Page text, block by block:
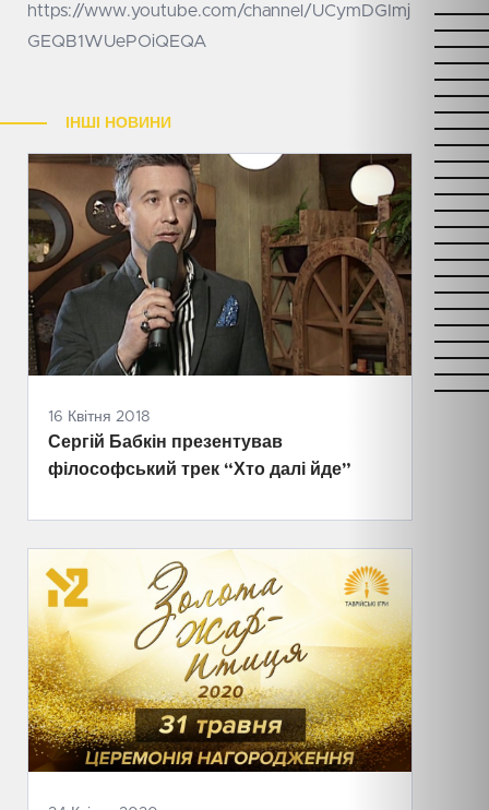
https://www.youtube.com/channel/UCymDGImj
GEQB1WUePOiQEQA
ІНШІ НОВИНИ
16 Квітня 2018
Сергій Бабкін презентував
філософський трек “Хто далі йде”